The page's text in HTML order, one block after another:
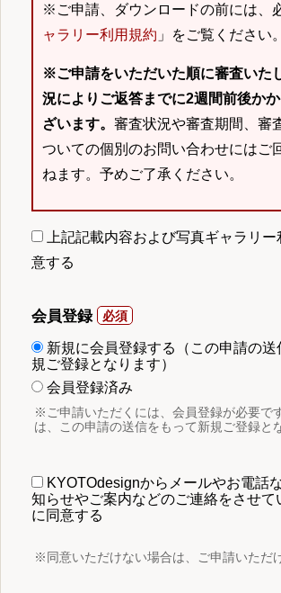
※ご申請、ダウンロードの前には、
ャラリー利用規約 」をご覧ください。
※ご申請をいただいた順に審査いた
況によりご返答までに2週間前後か
ざいます。 審査状況や審査期間、審
ついての個別のお問い合わせにはご
ねます。予めご了承ください。
上記記載内容および写真ギャラリー
意する
会員登録
新規に会員登録する（この申請の
規ご登録となります）
会員登録済み
※ご申請いただくには、会員登録が必要で
は、この申請の送信をもって新規ご登録と
KYOTOdesignからメールやお電話
知らせやご案内などのご連絡をさせて
に同意する
※同意いただけない場合は、ご申請いただ